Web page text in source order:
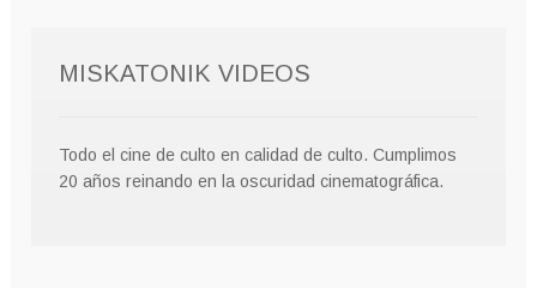
MISKATONIK VIDEOS
Todo el cine de culto en calidad de culto. Cumplimos
20 años reinando en la oscuridad cinematográfica.